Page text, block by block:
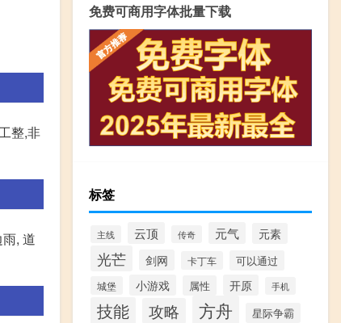
整,非
, 道
免费可商用字体批量下载
标签
主线 云顶 传奇 元气 元素
光芒 剑网 卡丁车 可以通过
城堡 小游戏 属性 开原 手机
技能 攻略 方舟 星际争霸